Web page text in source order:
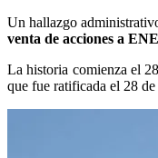
Un hallazgo
venta de acciones a
La historia comienza el
que fue ratificada el 28